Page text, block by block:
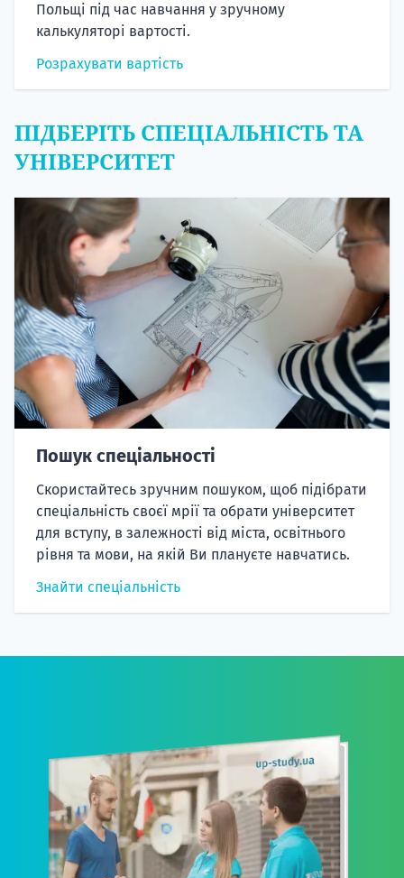
Польщі під час навчання у зручному
калькуляторі вартості.
Розрахувати вартість
ПІДБЕРІТЬ СПЕЦІАЛЬНІСТЬ ТА
УНІВЕРСИТЕТ
Пошук спеціальності
Скористайтесь зручним пошуком, щоб підібрати
спеціальність своєї мрії та обрати університет
для вступу, в залежності від міста, освітнього
рівня та мови, на якій Ви плануєте навчатись.
Знайти спеціальність